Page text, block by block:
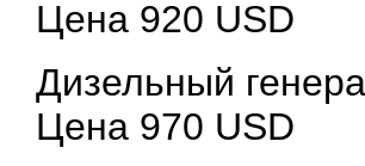
Цена 920 USD
Дизельный
Цена 970 USD